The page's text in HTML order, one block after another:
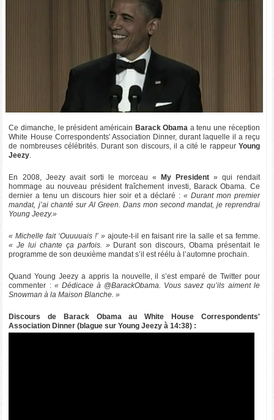
Ce dimanche, le président américain Barack Obama a tenu une réception
White House Correspondents' Association Dinner, durant laquelle il a reçu
de nombreuses célébrités. Durant son discours, il a cité le rappeur Young
Jeezy.
En 2008, Jeezy avait sorti le morceau « My President» qui rendait
hommage au nouveau président fraîchement investi, Barack Obama. Ce
dernier a tenu un discours hier soir et a déclaré :« Durant mon premier
mandat, j’ai chanté sur Al Green. Dans mon second mandat, je reprendrai
Young Jeezy.»
« Michelle fait ‘Ouuuuais !’ »ajoute-t-il en faisant rire la salle et sa femme.
« Je lui chante ça parfois. »Durant son discours, Obama présentait le
programme de son deuxième mandat s’il est réélu à l’automne prochain.
Quand Young Jeezy a appris la nouvelle, il s’est emparé de Twitter pour
commenter : « Dédicace à @BarackObama. Vous savez qu’ils aiment le
Snowman à la Maison Blanche. »
Discours de Barack Obama au White House Correspondents'
Association Dinner (blague sur Young Jeezy à 14:38) :